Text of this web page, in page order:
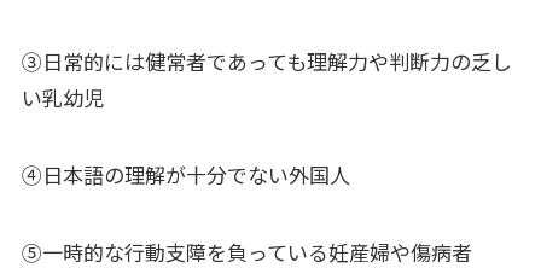
③日常的には健常者であっても理解力や判断力の乏し
い乳幼児
④日本語の理解が十分でない外国人
⑤一時的な行動支障を負っている妊産婦や傷病者